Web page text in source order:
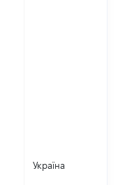
Україна